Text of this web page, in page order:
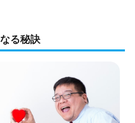
る秘訣